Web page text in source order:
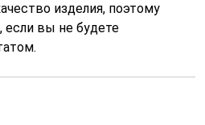
изделия, поэтому
если вы не будете